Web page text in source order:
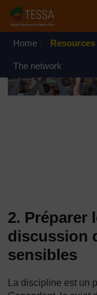
Passer au contenu
OpenLearn
August 2026 from
Home Resources
The network
2. Préparer
discussion
sensibles
La discipline est un